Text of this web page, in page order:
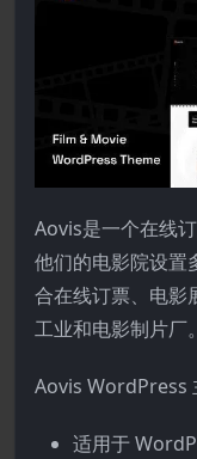
Aovis是一个在线
他们的电影院设置
合在线订票、电影
工业和电影制片厂。
Aovis WordPress
适用于